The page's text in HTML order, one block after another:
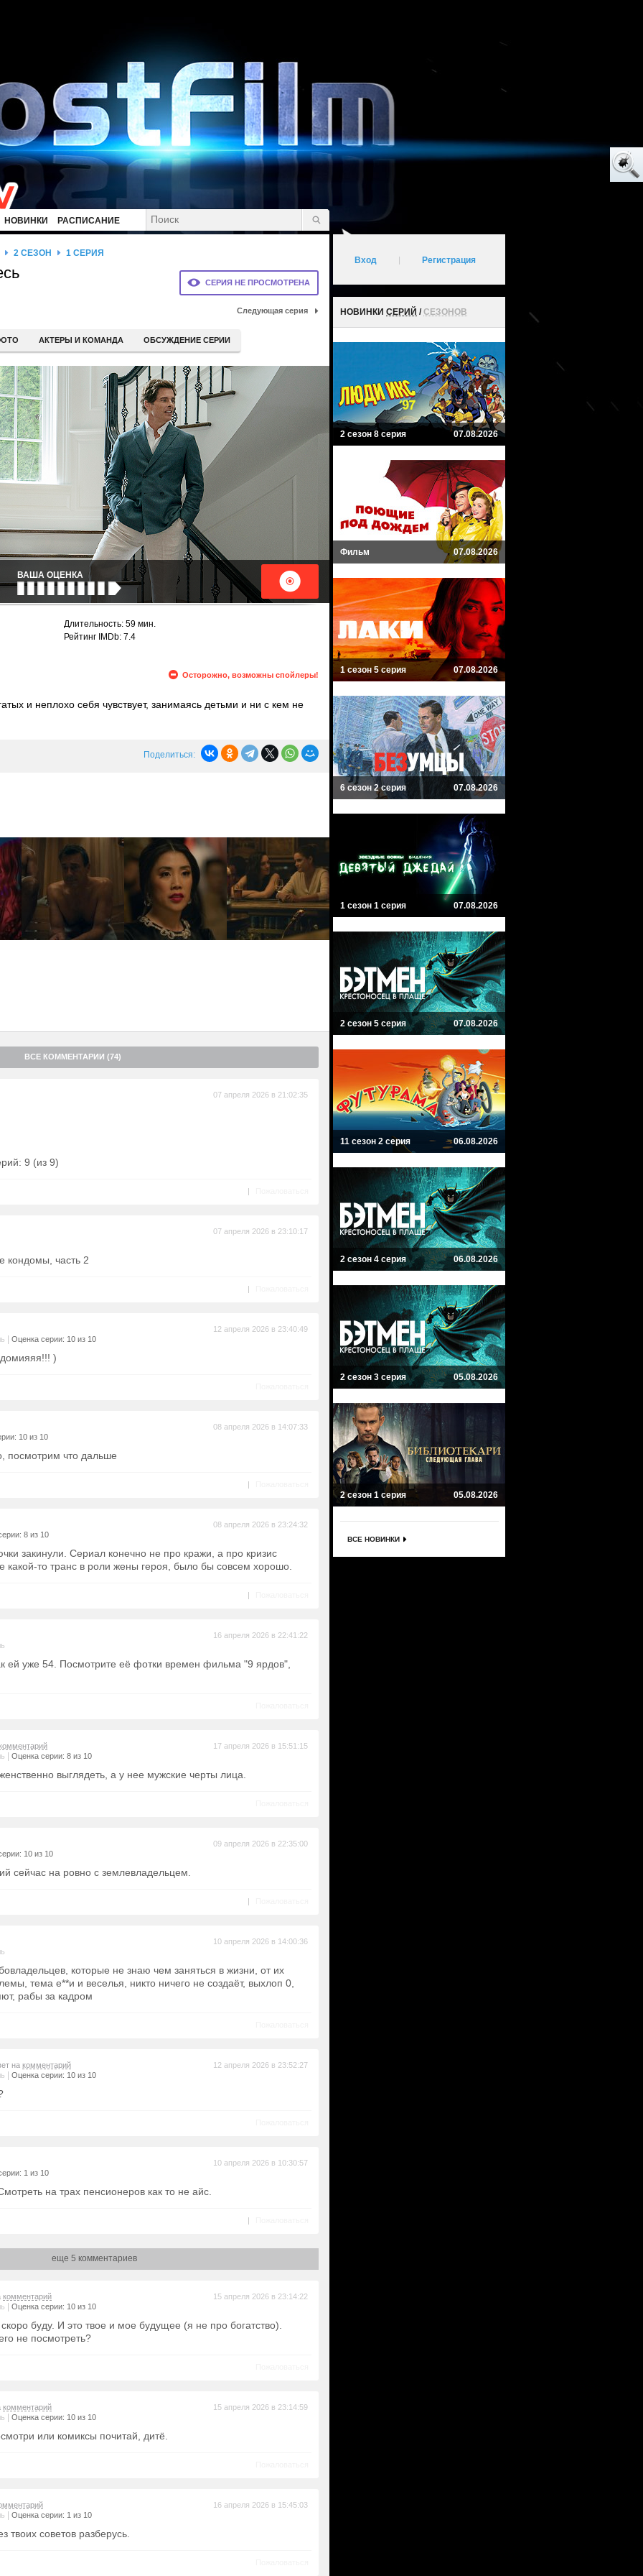
НОВИНКИ РАСПИСАНИЕ
СЕРИЯ НЕ ПРОСМОТРЕНА
2 СЕЗОН 1 СЕРИЯ
Следующая серия
АКТЕРЫ И КОМАНДА ОБСУЖДЕНИЕ СЕРИИ
ВАША ОЦЕНКА
Длительность: 59 мин.
Рейтинг IMDb: 7.4
Осторожно, возможны спойлеры!
и неплохо себя чувствует, занимаясь детьми и ни с кем не
особняк миллиардеру. Барни догадывается, чем
Поделиться:
ВСЕ КОММЕНТАРИИ (74)
07 апреля 2026 в 21:02:35
9 (из 9)
|
07 апреля 2026 в 23:10:17
кондомы, часть 2
|
Оценка серии: 10 из 10
12 апреля 2026 в 23:40:49
)
10 из 10
08 апреля 2026 в 14:07:33
посмотрим что дальше
|
8 из 10
08 апреля 2026 в 23:24:32
закинули. Сериал конечно не про кражи, а про кризис
какой-то транс в роли жены героя, было бы совсем хорошо.
|
16 апреля 2026 в 22:41:22
ей уже 54. Посмотрите её фотки времен фильма "9 ярдов",
Оценка серии: 8 из 10
17 апреля 2026 в 15:51:15
выглядеть, а у нее мужские черты лица.
10 из 10
09 апреля 2026 в 22:35:00
сейчас на ровно с землевладельцем.
|
10 апреля 2026 в 14:00:36
которые не знаю чем заняться в жизни, от их
тема е**и и веселья, никто ничего не создаёт, выхлоп 0,
рабы за кадром
на комментарий
Оценка серии: 10 из 10
12 апреля 2026 в 23:52:27
1 из 10
10 апреля 2026 в 10:30:57
на трах пенсионеров как то не айс.
|
еще 5 комментариев
комментарий
Оценка серии: 10 из 10
15 апреля 2026 в 23:14:22
буду. И это твое и мое будущее (я не про богатство).
не посмотреть?
комментарий
Оценка серии: 10 из 10
15 апреля 2026 в 23:14:59
или комиксы почитай, дитё.
Оценка серии: 1 из 10
16 апреля 2026 в 15:45:03
твоих советов разберусь.
Вход Регистрация
НОВИНКИ СЕРИЙ /СЕЗОНОВ
2 сезон 8 серия 07.08.2026
Фильм 07.08.2026
1 сезон 5 серия 07.08.2026
6 сезон 2 серия 07.08.2026
1 сезон 1 серия 07.08.2026
2 сезон 5 серия 07.08.2026
11 сезон 2 серия 06.08.2026
2 сезон 4 серия 06.08.2026
2 сезон 3 серия 05.08.2026
2 сезон 1 серия 05.08.2026
ВСЕ НОВИНКИ